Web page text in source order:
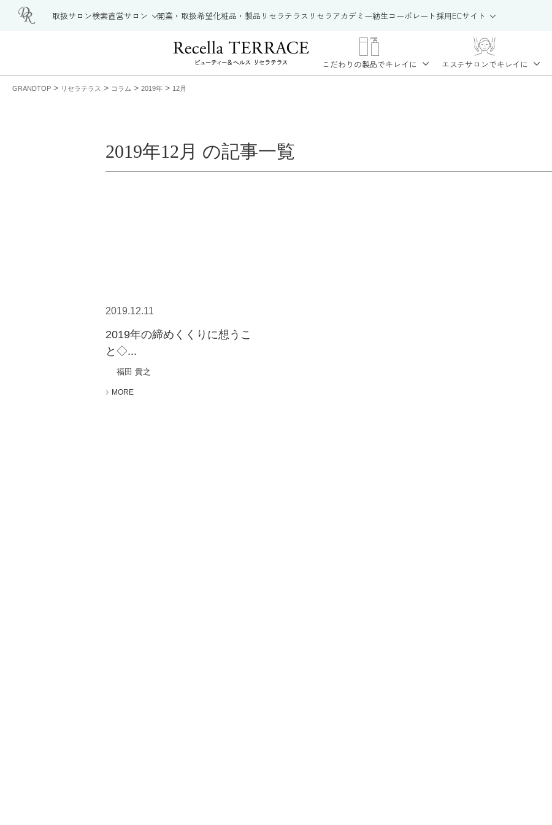
取扱サロン検索直営サロン 開業・取扱希望化粧品・製品 リセラテラス リセラアカデミー紡生コーポレート採用ECサイト
こだわりの製品でキレイに エステサロンでキレイに
GRANDTOP > リセラテラス > コラム > 2019年 > 12月
2019年12月 の記事一覧
2019.12.11
2019年の締めくくりに想うこ
と◇...
福田 貴之
MORE